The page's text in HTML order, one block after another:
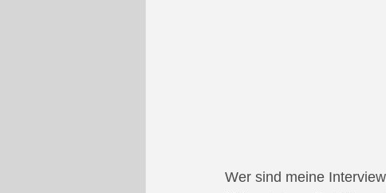
Wer sind meine